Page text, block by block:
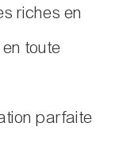
riches en
toute
parfaite